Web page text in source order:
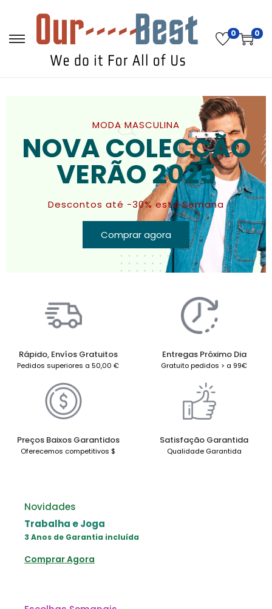
0 0
MODA MASCULINA
NOVA COLECÇÃO
VERÃO 2025
Descontos até -30% esta Semana
Comprar agora
Rápido, Envíos Gratuitos
Pedidos superiores a 50,00 €
Entregas Próximo Dia
Gratuito pedidos > a 99€
Preços Baixos Garantidos
Oferecemos competitivos $
Satisfação Garantida
Qualidade Garantida
Novidades
Trabalha e Joga
3 Anos de Garantia incluída
Comprar Agora